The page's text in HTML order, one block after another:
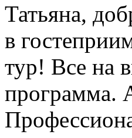
Татьяна,
в
тур! Все на
программа.